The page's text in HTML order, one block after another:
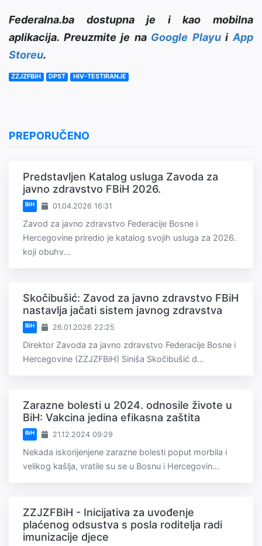
Federalna.ba dostupna je i kao mobilna
aplikacija. Preuzmite je na Google PlayuiApp
Storeu.
ZZJZFBiH DPST HIV-TESTIRANJE
PREPORUČENO
Predstavljen Katalog usluga Zavoda za
javno zdravstvo FBiH 2026.
BiH 01.04.2026 16:31
Zavod za javno zdravstvo Federacije Bosne i
Hercegovine priredio je katalog svojih usluga za 2026.
koji obuhv...
Skočibušić: Zavod za javno zdravstvo FBiH
nastavlja jačati sistem javnog zdravstva
BiH 26.01.2026 22:25
Direktor Zavoda za javno zdravstvo Federacije Bosne i
Hercegovine (ZZJZFBiH) Siniša Skočibušić d...
Zarazne bolesti u 2024. odnosile živote u
BiH: Vakcina jedina efikasna zaštita
BiH 21.12.2024 09:29
Nekada iskorijenjene zarazne bolesti poput morbila i
velikog kašlja, vratile su se u Bosnu i Hercegovin...
ZZJZFBiH - Inicijativa za uvođenje
plaćenog odsustva s posla roditelja radi
imunizacije djece